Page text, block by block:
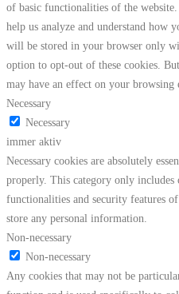
of basic functionalities of the
help us analyze and understand how
will be stored in your browser only
option to opt-out of these cookies.
may have an effect on your browsing
Necessary
Necessary
immer aktiv
Necessary cookies are absolutely
properly. This category only includes
functionalities and security features
store any personal information.
Non-necessary
Non-necessary
Any cookies that may not be